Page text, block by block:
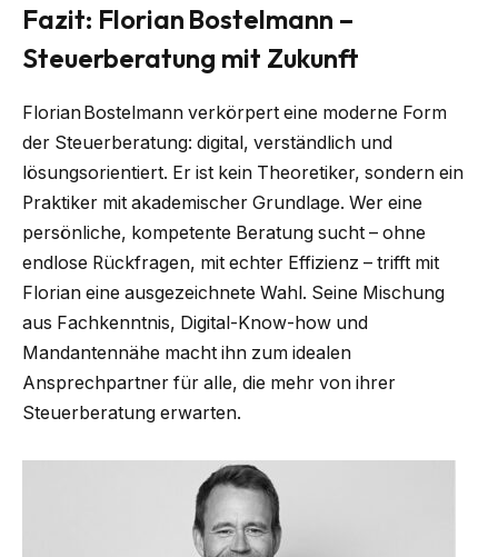
Fazit: Florian Bostelmann –
Steuerberatung mit Zukunft
Florian Bostelmann verkörpert eine moderne Form
der Steuerberatung: digital, verständlich und
lösungsorientiert. Er ist kein Theoretiker, sondern ein
Praktiker mit akademischer Grundlage. Wer eine
persönliche, kompetente Beratung sucht – ohne
endlose Rückfragen, mit echter Effizienz – trifft mit
Florian eine ausgezeichnete Wahl. Seine Mischung
aus Fachkenntnis, Digital-Know-how und
Mandantennähe macht ihn zum idealen
Ansprechpartner für alle, die mehr von ihrer
Steuerberatung erwarten.